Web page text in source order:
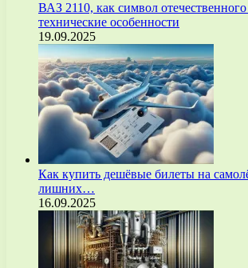
ВАЗ 2110, как символ
технические особенности
19.09.2025
Как купить дешёвые билеты на
лишних…
16.09.2025